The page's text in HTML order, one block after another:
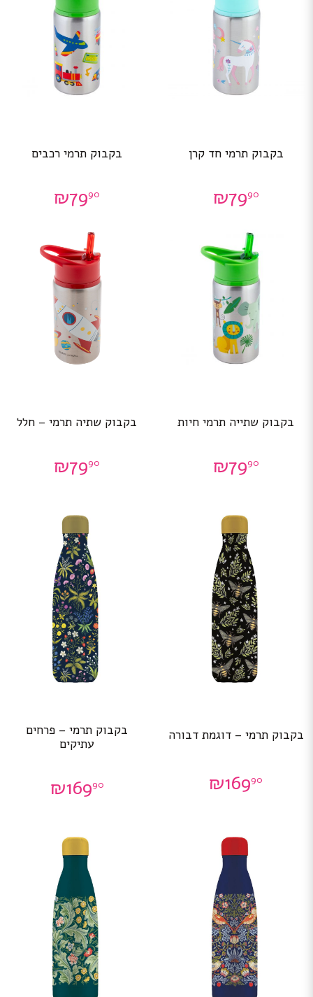
בקבוק תרמי חד קרן
₪7990
בקבוק תרמי רכבים
₪7990
בקבוק שתייה תרמי חיות
₪7990
בקבוק שתיה תרמי – חלל
₪7990
בקבוק תרמי – דוגמת דבורה
₪16990
בקבוק תרמי – פרחים
עתיקים
₪16990